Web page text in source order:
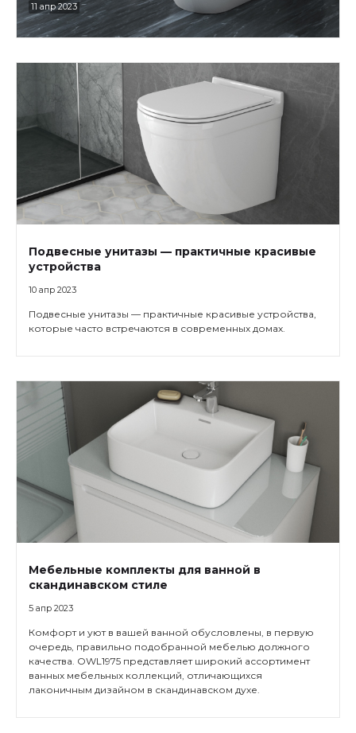
11 апр 2023
Подвесные унитазы — практичные красивые
устройства
10 апр 2023
Подвесные унитазы — практичные красивые устройства,
которые часто встречаются в современных домах.
Мебельные комплекты для ванной в
скандинавском стиле
5 апр 2023
Комфорт и уют в вашей ванной обусловлены, в первую
очередь, правильно подобранной мебелью должного
качества. OWL1975 представляет широкий ассортимент
ванных мебельных коллекций, отличающихся
лаконичным дизайном в скандинавском духе.